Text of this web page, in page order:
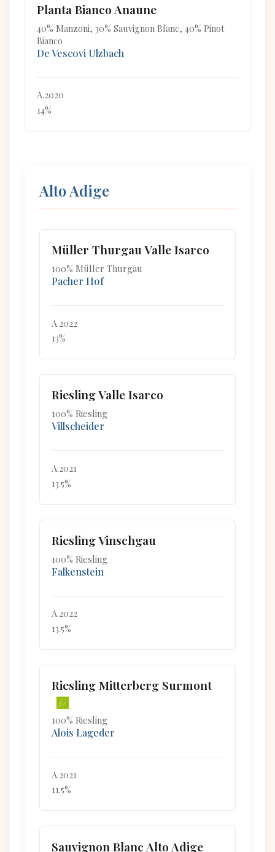
Planta Bianco Anaune
40% Manzoni, 30% Sauvignon Blanc, 40% Pinot
Bianco
De Vescovi Ulzbach
A.2020
14%
Alto Adige
Müller Thurgau Valle Isarco
100% Müller Thurgau
Pacher Hof
A.2022
13%
Riesling Valle Isarco
100% Riesling
Villscheider
A.2021
13.5%
Riesling Vinschgau
100% Riesling
Falkenstein
A.2022
13.5%
Riesling Mitterberg Surmont
100% Riesling
Alois Lageder
A.2021
11.5%
Sauvignon Blanc Alto Adige